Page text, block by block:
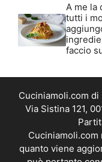
A me la
tutti i
faccio
Cuciniamoli.com di
Via Sistina 121,
Cuciniamoli.com
quanto viene